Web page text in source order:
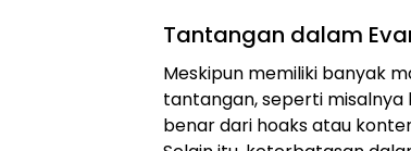
Tantangan dalam
Meskipun memiliki banyak
tantangan, seperti
benar dari hoaks atau